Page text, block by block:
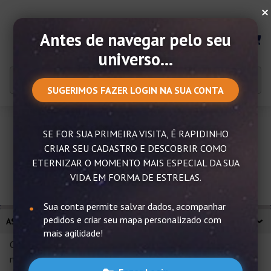
Ascendente em Touro e suas
características
O ascendente em Touro é um dos mais estáveis do Zodíaco,
mas precisa aprender a dosar suas potencialidades e seus
ASCENDENTE EM TOURO E SUAS CARACTERÍSTICAS
×
Antes de navegar pelo seu
universo...
SUGERIMOS FAZER LOGIN NA SUA CONTA
SE FOR SUA PRIMEIRA VISITA, É RAPIDINHO
CRIAR SEU CADASTRO E DESCOBRIR COMO
ETERNIZAR O MOMENTO MAIS ESPECIAL DA SUA
VIDA EM FORMA DE ESTRELAS.
Sua conta permite salvar dados, acompanhar
pedidos e criar seu mapa personalizado com
mais agilidade!